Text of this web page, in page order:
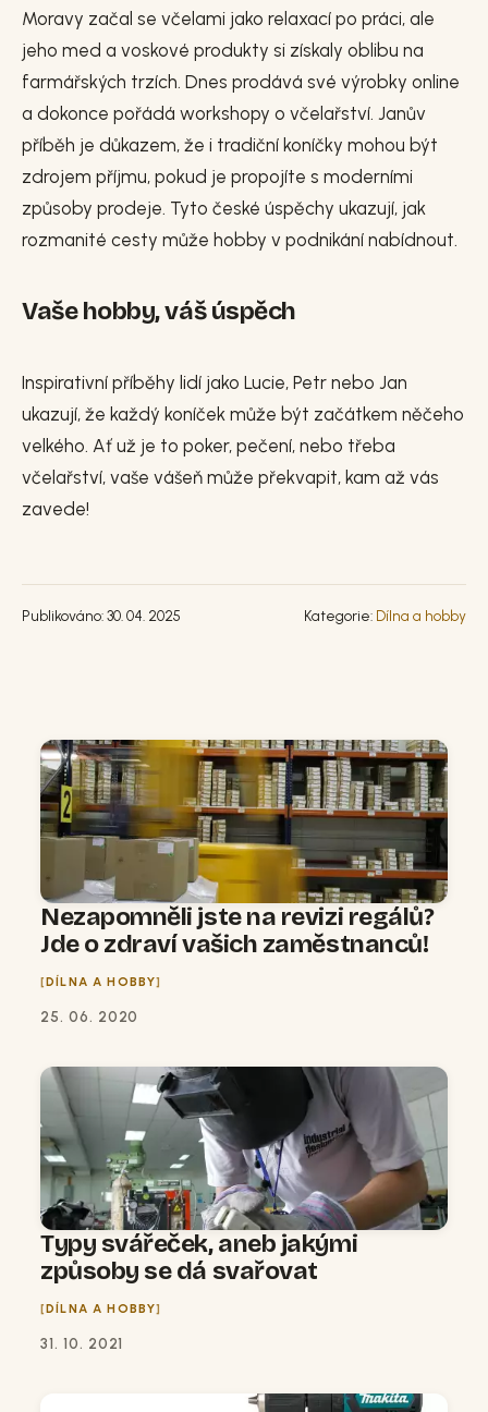
Moravy začal se včelami jako relaxací po práci, ale
jeho med a voskové produkty si získaly oblibu na
farmářských trzích. Dnes prodává své výrobky online
a dokonce pořádá workshopy o včelařství. Janův
příběh je důkazem, že i tradiční koníčky mohou být
zdrojem příjmu, pokud je propojíte s moderními
způsoby prodeje. Tyto české úspěchy ukazují, jak
rozmanité cesty může hobby v podnikání nabídnout.
Vaše hobby, váš úspěch
Inspirativní příběhy lidí jako Lucie, Petr nebo Jan
ukazují, že každý koníček může být začátkem něčeho
velkého. Ať už je to poker, pečení, nebo třeba
včelařství, vaše vášeň může překvapit, kam až vás
zavede!
Publikováno: 30. 04. 2025 Kategorie: Dílna a hobby
Nezapomněli jste na revizi regálů?
Jde o zdraví vašich zaměstnanců!
DÍLNA A HOBBY
25. 06. 2020
Typy svářeček, aneb jakými
způsoby se dá svařovat
DÍLNA A HOBBY
31. 10. 2021